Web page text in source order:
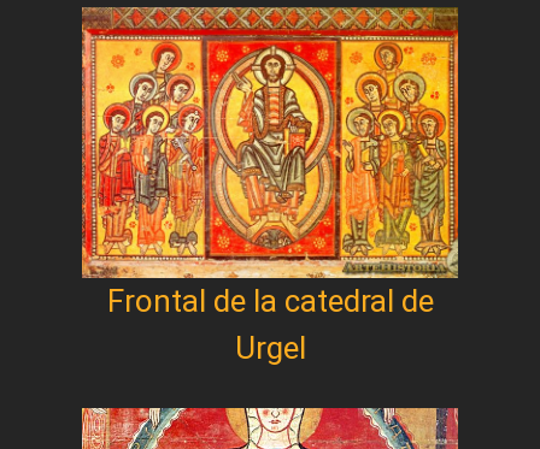
Frontal de la catedral de
Urgel